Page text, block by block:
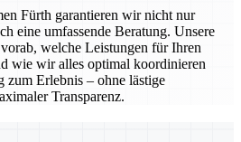
Fürth garantieren wir nicht nur
eine umfassende Beratung. Unsere
welche Leistungen für Ihren
wie wir alles optimal koordinieren
Erlebnis – ohne lästige
Transparenz.